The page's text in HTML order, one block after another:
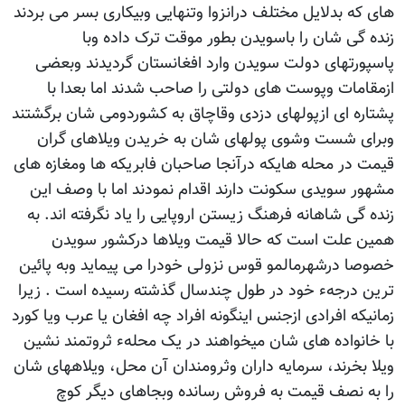
های که بدلایل مختلف درانزوا وتنهایی وبیکاری بسر می بردند
زنده گی شان را باسویدن بطور موقت ترک داده وبا
پاسپورتهای دولت سویدن وارد افغانستان گردیدند وبعضی
ازمقامات وپوست های دولتی را صاحب شدند اما بعدا با
پشتاره ای ازپولهای دزدی وقاچاق به کشوردومی شان برگشتند
وبرای شست وشوی پولهای شان به خریدن ویلاهای گران
قیمت در محله هایکه درآنجا صاحبان فابریکه ها ومغازه های
مشهور سویدی سکونت دارند اقدام نمودند اما با وصف این
زنده گی شاهانه فرهنگ زیستن اروپایی را یاد نگرفته اند. به
همین علت است که حالا قیمت ویلاها درکشور سویدن
خصوصا درشهرمالمو قوس نزولی خودرا می پیماید وبه پائین
ترین درجهء خود در طول چندسال گذشته رسیده است . زیرا
زمانیکه افرادی ازجنس اینگونه افراد چه افغان یا عرب ویا کورد
با خانواده های شان میخواهند در یک محلهء ثروتمند نشین
ویلا بخرند، سرمایه داران وثرومندان آن محل، ویلاههای شان
را به نصف قیمت به فروش رسانده وبجاهای دیگر کوچ